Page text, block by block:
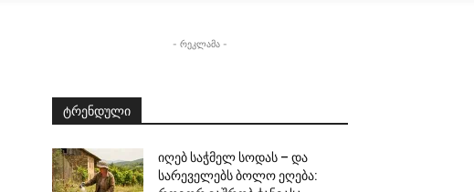
- რეკლამა -
ტრენდული
იღებ საჭმელ სოდას – და
სარეველებს ბოლო ეღება: